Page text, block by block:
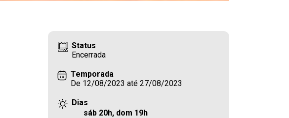
Status
Encerrada
Temporada
De 12/08/2023 até 27/08/2023
Dias
sáb 20h, dom 19h